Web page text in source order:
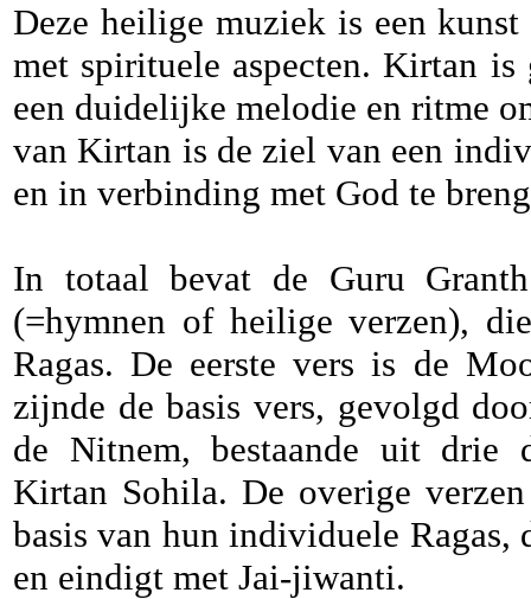
Deze heilige muziek is een
met spirituele aspecten. Kirtan
een duidelijke melodie en ritme
van Kirtan is de ziel van een
en in verbinding met God te
In totaal bevat de Guru
(=hymnen of heilige verzen),
Ragas. De eerste vers is de
zijnde de basis vers, gevolgd
de Nitnem, bestaande uit drie
Kirtan Sohila. De overige
basis van hun individuele Ragas,
en eindigt met Jai-jiwanti.